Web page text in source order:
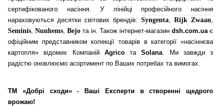
сертифікованого насіння. У лінійці професійного насіння
нараховуються десятки світових брендів: Syngenta Rijk Zwaan
Seminis Nunhems Bejo та ін. Також інтернет-магазин dsh.com.ua є
офіційним представником колекції товарів в категорії «насіннєва
картопля» відомих Компаній AgricoтаSolana . Ми завжди з
радістю оновлюємо асортимент по Ваших потребах та вимогах.
ТМ «Добрі сходи» - Ваші Експерти в створенні щедрого
врожаю!